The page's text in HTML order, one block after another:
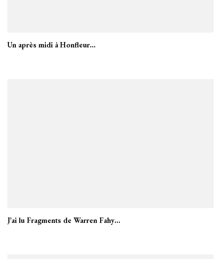
Un après midi à Honfleur…
J’ai lu Fragments de Warren Fahy…